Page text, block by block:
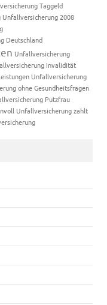
Taggeld
Unfallversicherung 2008
Deutschland
Unfallversicherung
Invalidität
Unfallversicherung
ohne Gesundheitsfragen
Putzfrau
Unfallversicherung zahlt